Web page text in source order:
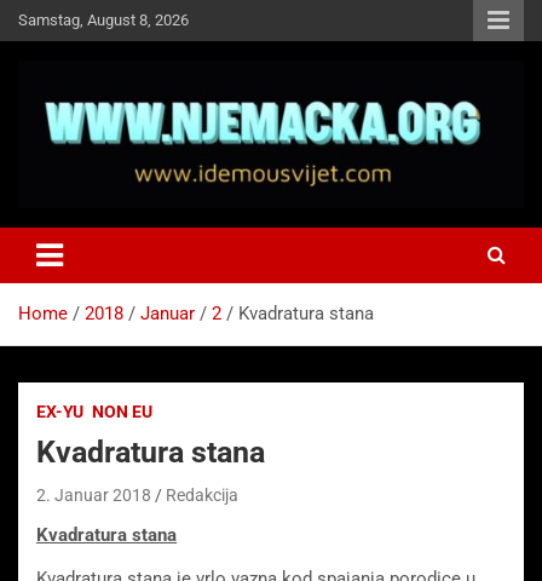
Skip
to
Samstag, August 8, 2026
Idemo u Svijet-Njemacka!
Home 2018 Januar 2 Kvadratura stana
EX-YU NON EU
Kvadratura stana
2. Januar 2018 Redakcija
Kvadratura stana